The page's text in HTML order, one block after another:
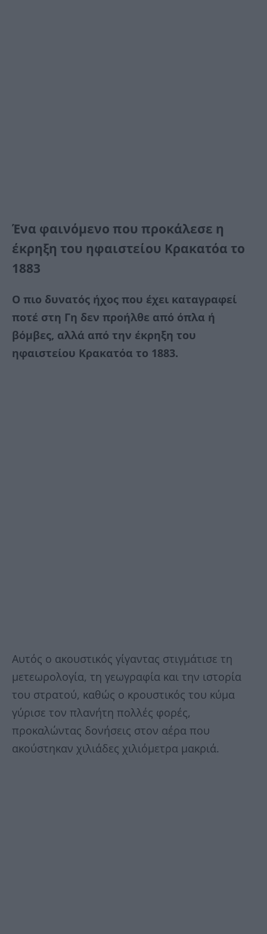
Ένα φαινόμενο που προκάλεσε η
έκρηξη του ηφαιστείου Κρακατόα το
1883
Ο πιο δυνατός ήχος που έχει καταγραφεί
ποτέ στη Γη δεν προήλθε από όπλα ή
βόμβες, αλλά από την έκρηξη του
ηφαιστείου Κρακατόα το 1883.
Αυτός ο ακουστικός γίγαντας στιγμάτισε τη
μετεωρολογία, τη γεωγραφία και την ιστορία
του στρατού, καθώς ο κρουστικός του κύμα
γύρισε τον πλανήτη πολλές φορές,
προκαλώντας δονήσεις στον αέρα που
ακούστηκαν χιλιάδες χιλιόμετρα μακριά.